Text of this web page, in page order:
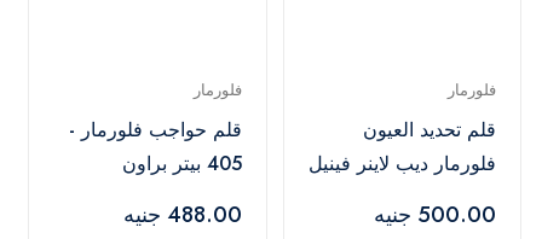
فلورمار
قلم تحديد العيون
فلورمار ديب لاينر فينيل
500.00 جنيه
فلورمار
قلم حواجب فلورمار -
405 بيتر براون
488.00 جنيه